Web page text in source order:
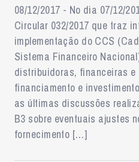
08/12/2017 - No dia 07/12/
Circular 032/2017 que traz
implementação do CCS
Sistema Financeiro
distribuidoras, financeiras
financiamento e
as últimas discussões
B3 sobre eventuais ajustes
fornecimento […]